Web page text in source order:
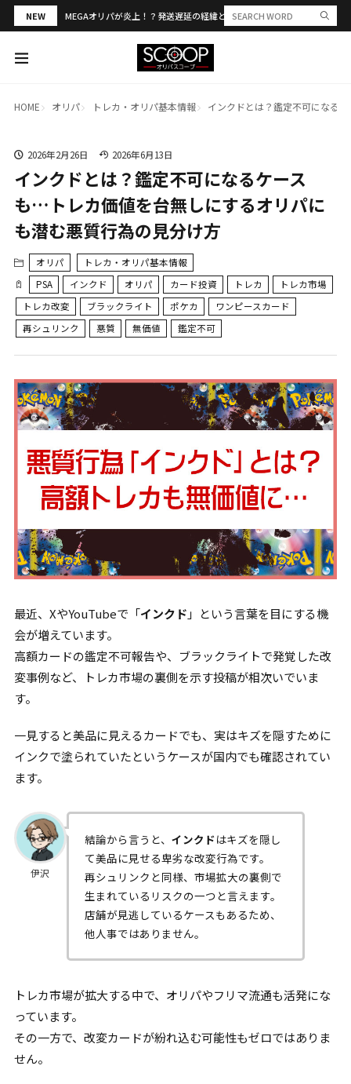
NEW MEGAオリパが炎上！？発送遅延の経緯と評判・当選報告を解説
HOME オリパ トレカ・オリパ基本情報 インクドとは？鑑定不可になる
2026年2月26日 2026年6月13日
インクドとは？鑑定不可になるケース
も…トレカ価値を台無しにするオリパに
も潜む悪質行為の見分け方
オリパ
トレカ・オリパ基本情報
PSA
インクド オリパ カード投資 トレカ
トレカ市場
トレカ改変
ブラックライト ポケカ
ワンピースカード
再シュリンク
悪質 無価値 鑑定不可
最近、XやYouTubeで「インクド 」という言葉を目にする機
会が増えています。
高額カードの鑑定不可報告や、ブラックライトで発覚した改
変事例など、トレカ市場の裏側を示す投稿が相次いでいま
す。
一見すると美品に見えるカードでも、実はキズを隠すために
インクで塗られていたというケースが国内でも確認されてい
ます。
伊沢
結論から言うと、 インクドはキズを隠し
て美品に見せる卑劣な改変行為です。
再シュリンクと同様、市場拡大の裏側で
生まれているリスクの一つと言えます。
店舗が見逃しているケースもあるため、
他人事ではありません。
トレカ市場が拡大する中で、オリパやフリマ流通も活発にな
っています。
その一方で、改変カードが紛れ込む可能性もゼロではありま
せん。